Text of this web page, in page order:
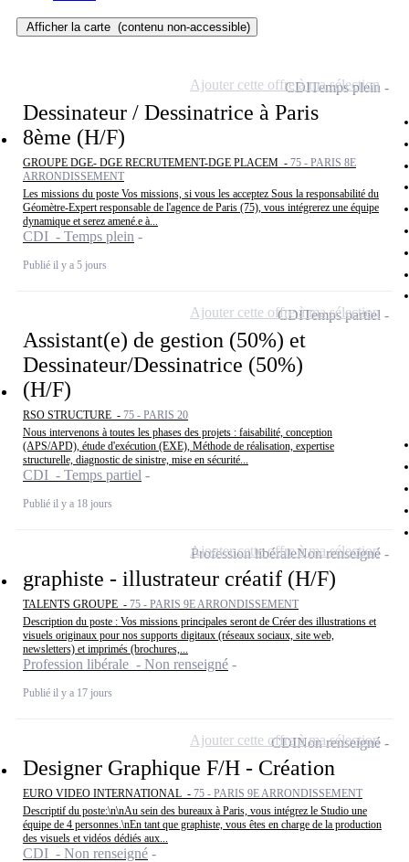
Afficher la carte (contenu non-accessible)
Dessinateur / Dessinatrice à Paris
8ème (H/F)
GROUPE DGE- DGE RECRUTEMENT-DGE PLACEM - 75 - PARIS 8E
ARRONDISSEMENT
Les missions du poste Vos missions, si vous les acceptez Sous la responsabilité du
Géomètre-Expert responsable de l'agence de Paris (75), vous intégrerez une équipe
dynamique et serez amené.e à...
CDI - Temps plein
Publié il y a 5 jours
CDITemps plein
Ajouter cette offre à ma sélection
Assistant(e) de gestion (50%) et
Dessinateur/Dessinatrice (50%)
(H/F)
RSO STRUCTURE - 75 - PARIS 20
Nous intervenons à toutes les phases des projets : faisabilité, conception
(APS/APD), étude d'exécution (EXE), Méthode de réalisation, expertise
structurelle, diagnostic de sinistre, mise en sécurité...
CDI - Temps partiel
Publié il y a 18 jours
CDITemps partiel
Ajouter cette offre à ma sélection
graphiste - illustrateur créatif (H/F)
TALENTS GROUPE - 75 - PARIS 9E ARRONDISSEMENT
Description du poste : Vos missions principales seront de Créer des illustrations et
visuels originaux pour nos supports digitaux (réseaux sociaux, site web,
newsletters) et imprimés (brochures,...
Profession libérale - Non renseigné
Publié il y a 17 jours
Profession libéraleNon renseigné
Ajouter cette offre à ma sélection
Designer Graphique F/H - Création
EURO VIDEO INTERNATIONAL - 75 - PARIS 9E ARRONDISSEMENT
Descriptif du poste:\n\nAu sein des bureaux à Paris, vous intégrez le Studio une
équipe de 4 personnes.\nEn tant que graphiste, vous êtes en charge de la production
des visuels et vidéos dédiés aux...
CDI - Non renseigné
CDINon renseigné
Ajouter cette offre à ma sélection